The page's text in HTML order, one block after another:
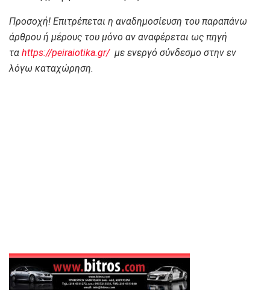
Προσοχή! Επιτρέπεται η αναδημοσίευση του παραπάνω
άρθρου ή μέρους του μόνο αν αναφέρεται ως πηγή
τα https://peiraiotika.gr/με ενεργό σύνδεσμο στην εν
λόγω καταχώρηση.